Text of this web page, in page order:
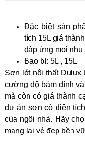
Đặc biệt sản
tích 15L giá
đáp ứng mọi nhu
Bao bì: 5L , 15L
Sơn lót nội thất Dulux
cường độ bám dính
mà còn có giá thành
dự án sơn có diện
của ngôi nhà. Hãy
mang lại vẻ đẹp bền